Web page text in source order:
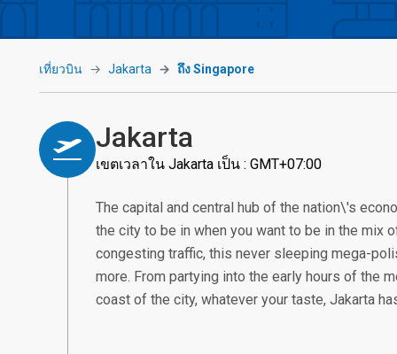
เที่ยวบิน Jakarta ถึง Singapore
Jakarta
เขตเวลาใน Jakarta เป็น : GMT+07:00
The capital and central hub of the nation\'s
the city to be in when you want to be in the mix
congesting traffic, this never sleeping mega-
more. From partying into the early hours of the
coast of the city, whatever your taste, Jakarta